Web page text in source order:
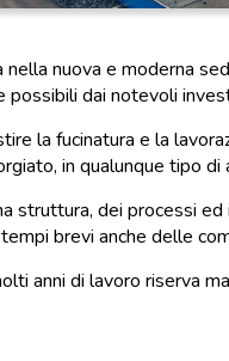
nuova e moderna
possibili dai notevoli
la fucinatura e la
in qualunque tipo di
struttura, dei processi
brevi anche delle
anni di lavoro riserva